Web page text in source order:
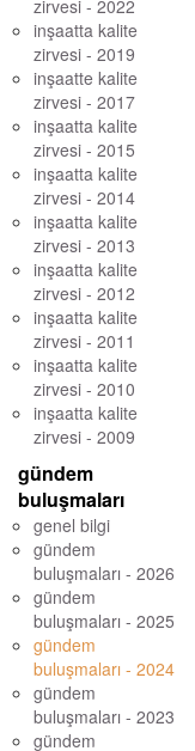
zirvesi - 2022
inşaatta kalite
zirvesi - 2019
inşaatte kalite
zirvesi - 2017
inşaatta kalite
zirvesi - 2015
inşaatta kalite
zirvesi - 2014
inşaatta kalite
zirvesi - 2013
inşaatta kalite
zirvesi - 2012
inşaatta kalite
zirvesi - 2011
inşaatta kalite
zirvesi - 2010
inşaatta kalite
zirvesi - 2009
gündem
buluşmaları
genel bilgi
gündem
buluşmaları - 2026
gündem
buluşmaları - 2025
gündem
buluşmaları - 2024
gündem
buluşmaları - 2023
gündem